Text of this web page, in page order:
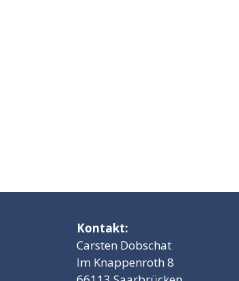
Kontakt:
Carsten Dobschat
Im Knappenroth 8